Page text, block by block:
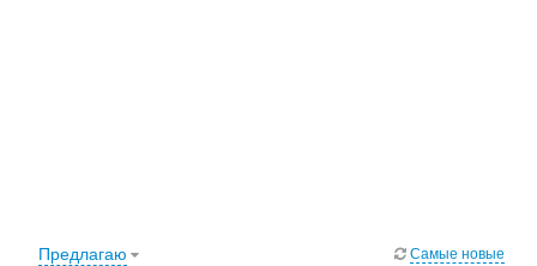
Предлагаю Самые новые